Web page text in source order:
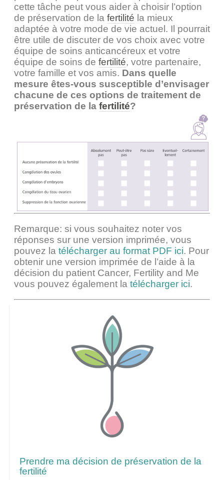
cette tâche peut vous aider à choisir l’option
de préservation de la fertilité la mieux
adaptée à votre mode de vie actuel. Il pourrait
être utile de discuter de vos choix avec votre
équipe de soins anticancéreux et votre
équipe de soins de fertilité, votre partenaire,
votre famille et vos amis. Dans quelle
mesure êtes-vous susceptible d’envisager
chacune de ces options de traitement de
préservation de la fertilité?
Remarque: si vous souhaitez noter vos
réponses sur une version imprimée, vous
pouvez la télécharger au format PDF ici. Pour
obtenir une version imprimée de l’aide à la
décision du patient Cancer, Fertility and Me
vous pouvez également la télécharger ici.
Prendre ma décision de préservation de la
fertilité